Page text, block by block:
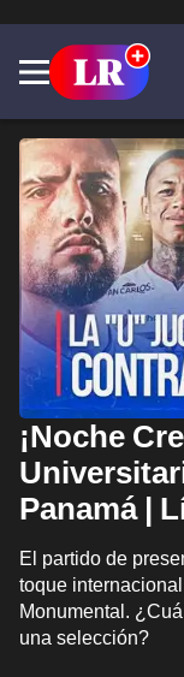
¡Noche
Panamá |
El partido de
toque
Monumental.
una selección?